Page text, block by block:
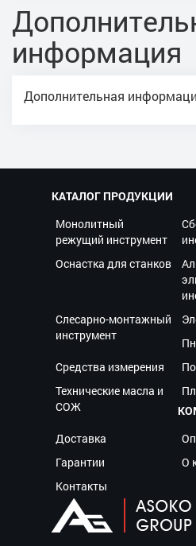
информация
Дополнительная
КАТАЛОГ ПРОДУКЦИИ
Монолитный
режущий инструмент
Оснастка для станков
Слесарно-монтажный
инструмент
Средства измерения
Технические масла и
СОЖ
Доставка
Гарантии
О
Контакты